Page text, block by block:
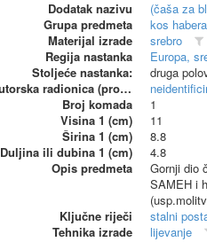
Dodatak nazivu
(čaša za
Grupa predmeta
kos
Materijal izrade
srebro
Regija nastanka
Europa,
Stoljeće nastanka:
druga
Autorska radionica (proizvođač)
Broj komada
1
Visina 1 (cm)
11
Širina 1 (cm)
8.8
Duljina ili dubina 1 (cm)
4.8
Opis predmeta
Gornji dio
SAMEH i
Ključne riječi
stalni
Tehnika izrade
lijevanje